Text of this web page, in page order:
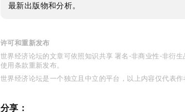
最新出版物和分析。
许可和重新发布
世界经济论坛的文章可依照知识共享 署名-非商业性-非衍
使用条款重新发布。
世界经济论坛是一个独立且中立的平台，以上内容仅代表作
分享：